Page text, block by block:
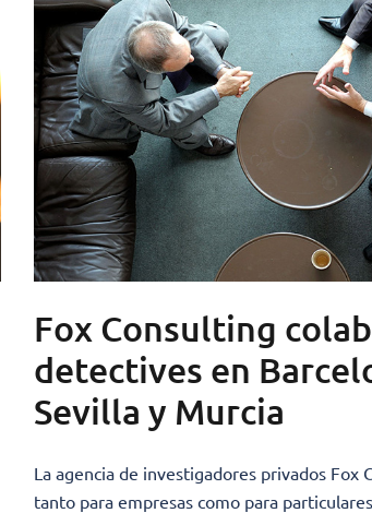
Fox Consulting
detectives en
Sevilla y Murcia
La agencia de investigadores privados Fox
tanto para empresas como para